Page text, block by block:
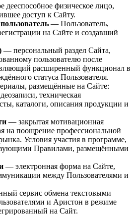
физическое лицо,
доступ к Сайту.
— Пользователь,
на Сайте и создавший
— персональный раздел Сайта,
пользователю после
расширенный функционал в
статуса Пользователя.
размещённые на Сайте:
техническая
каталоги, описания продукции и
— закрытая мотивационная
на поощрение профессиональной
Условия участия в программе,
Правилами, размещёнными
— электронная форма на Сайте,
между Пользователями и
сервис обмена текстовыми
и Аристон в режиме
на Сайт.